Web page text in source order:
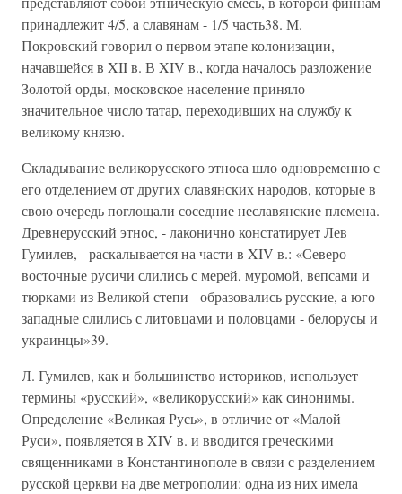
принадлежит 4/5, а славянам - 1/5 часть38. М.
Покровский говорил о первом этапе колонизации,
начавшейся в XII в. В XIV в., когда началось разложение
Золотой орды, московское население приняло
значительное число татар, переходивших на службу к
великому князю.
Складывание великорусского этноса шло одновременно с
его отделением от других славянских народов, которые в
свою очередь поглощали соседние неславянские племена.
Древнерусский этнос, - лаконично констатирует Лев
Гумилев, - раскалывается на части в XIV в.: «Северо-
восточные русичи слились с мерей, муромой, вепсами и
тюрками из Великой степи - образовались русские, а юго-
западные слились с литовцами и половцами - белорусы и
украинцы»39.
Л. Гумилев, как и большинство историков, использует
термины «русский», «великорусский» как синонимы.
Определение «Великая Русь», в отличие от «Малой
Руси», появляется в XIV в. и вводится греческими
священниками в Константинополе в связи с разделением
русской церкви на две метрополии: одна из них имела